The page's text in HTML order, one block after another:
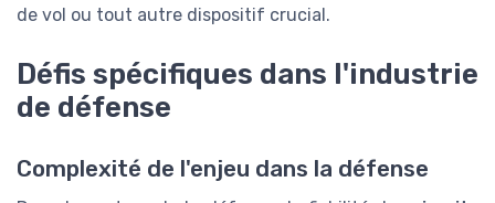
de vol ou tout autre dispositif crucial.
Défis spécifiques dans l'industrie
de défense
Complexité de l'enjeu dans la défense